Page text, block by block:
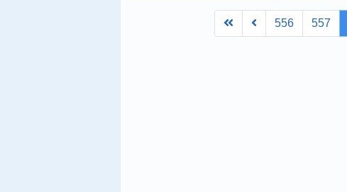
FirstPrev556 557